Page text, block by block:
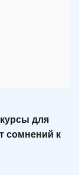
для
сомнений к